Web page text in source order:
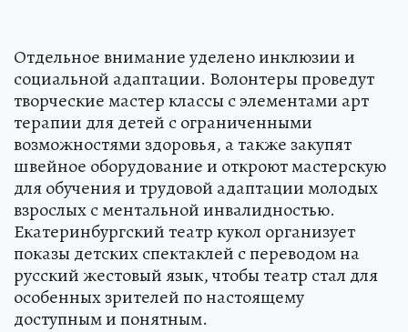
Отдельное внимание уделено инклюзии и
социальной адаптации. Волонтеры проведут
творческие мастер классы с элементами арт
терапии для детей с ограниченными
возможностями здоровья, а также закупят
швейное оборудование и откроют мастерскую
для обучения и трудовой адаптации молодых
взрослых с ментальной инвалидностью.
Екатеринбургский театр кукол организует
показы детских спектаклей с переводом на
русский жестовый язык, чтобы театр стал для
особенных зрителей по настоящему
доступным и понятным.